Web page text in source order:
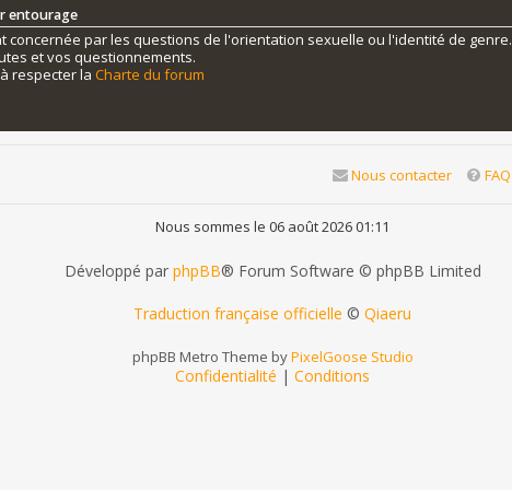
entourage
par les questions de l'orientation sexuelle ou l'identité de genre.
et vos questionnements.
respecter la Charte du forum
FAQ
Nous contacter
Nous sommes le 06 août 2026 01:11
Développé par phpBB® Forum Software © phpBB Limited
Traduction française officielle © Qiaeru
phpBB Metro Theme byPixelGoose Studio
Confidentialité | Conditions